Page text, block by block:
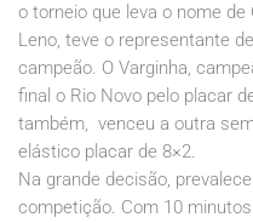
o torneio que leva o nome de
Leno, teve o representante
campeão. O Varginha,
final o Rio Novo pelo placar
também, venceu a outra
elástico placar de 8×2.
Na grande decisão,
competição. Com 10